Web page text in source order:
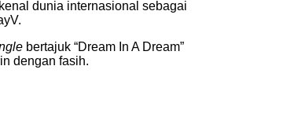
dunia internasional sebagai
bertajuk “Dream In A Dream”
dengan fasih.